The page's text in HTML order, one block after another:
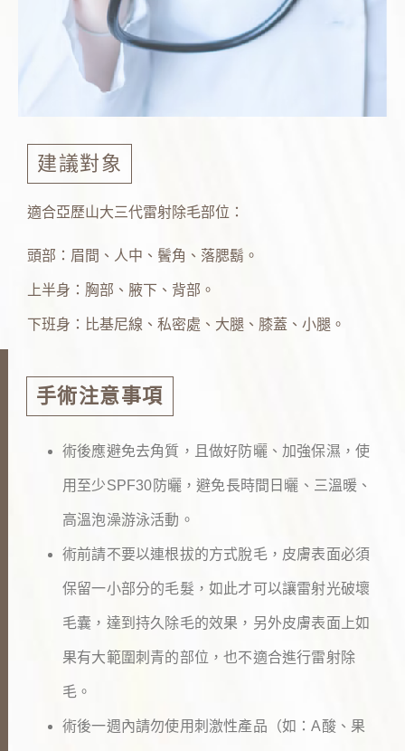
建議對象
適合亞歷山大三代雷射除毛部位：
頭部：眉間、人中、鬢角、落腮鬍。
上半身：胸部、腋下、背部。
下班身：比基尼線、私密處、大腿、膝蓋、小腿。
手術注意事項
術後應避免去角質，且做好防曬、加強保濕，使
用至少SPF30防曬，避免長時間日曬、三溫暖、
高溫泡澡游泳活動。
術前請不要以連根拔的方式脫毛，皮膚表面必須
保留一小部分的毛髮，如此才可以讓雷射光破壞
毛囊，達到持久除毛的效果，另外皮膚表面上如
果有大範圍刺青的部位，也不適合進行雷射除
毛。
術後一週內請勿使用刺激性產品（如：A酸、果